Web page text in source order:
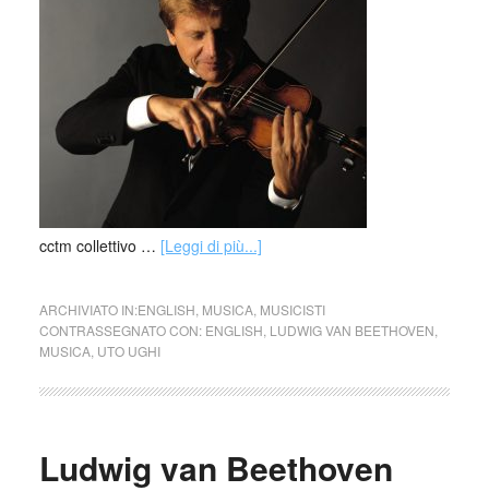
cctm collettivo … [Leggi di più...]
ARCHIVIATO IN:ENGLISH MUSICA, MUSICISTI
CONTRASSEGNATO CON: ENGLISH LUDWIG VAN BEETHOVEN
MUSICA, UTO UGHI
Ludwig van Beethoven